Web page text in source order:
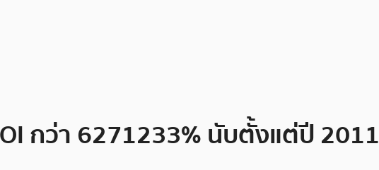
กว่า 6271233% นับตั้งแต่ปี 2011